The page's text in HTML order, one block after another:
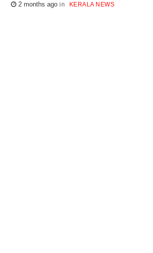
2 months ago KERALA NEWS